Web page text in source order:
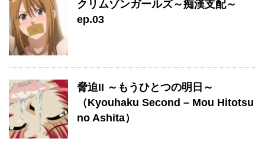
クリムゾンガールズ～痴漢支配～
ep.03
脅迫II ～もうひとつの明日～
（Kyouhaku Second – Mou Hitotsu
no Ashita）